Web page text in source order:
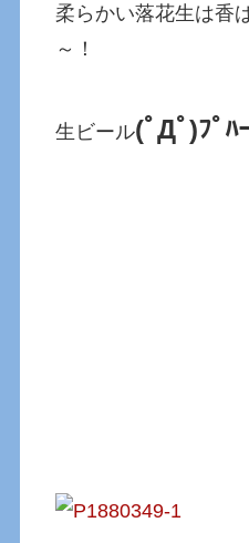
柔らかい落花生は香
～！
生ビール(ﾟДﾟ)ﾌﾟﾊ